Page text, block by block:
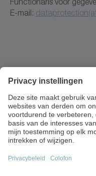
E-mail:
9270
België
+32 9